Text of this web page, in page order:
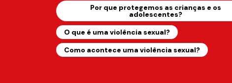
Por que protegemos as crianças e os
adolescentes?
O que é uma violência sexual?
Como acontece uma violência sexual?